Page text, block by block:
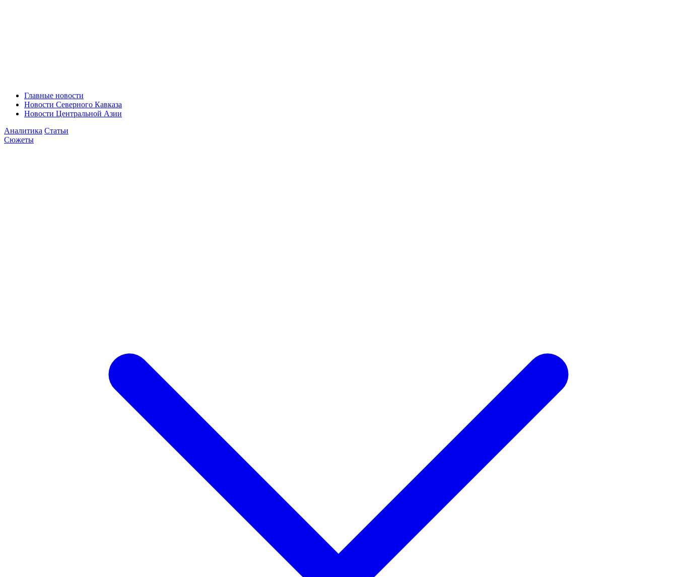
Главные новости
Новости Северного Кавказа
Новости Центральной Азии
Аналитика Статьи
Сюжеты